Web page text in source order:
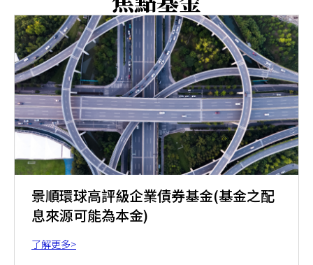
景順環球高評級企業債券基金(基金之配
息來源可能為本金)
了解更多>